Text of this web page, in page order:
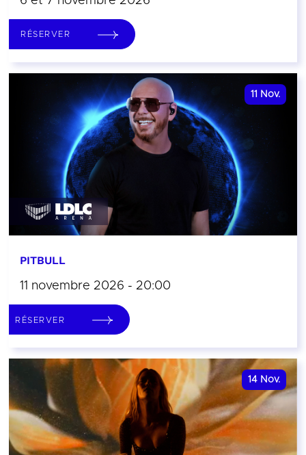
RÉSERVER
11 Nov.
PITBULL
11 novembre 2026 - 20:00
RÉSERVER
14 Nov.